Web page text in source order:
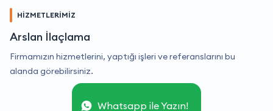
HİZMETLERİMİZ
Arslan İlaçlama
Firmamızın hizmetlerini, yaptığı işleri ve referanslarını bu
alanda görebilirsiniz.
Whatsapp ile Yazın!